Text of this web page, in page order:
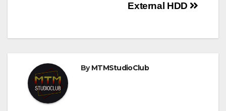
External HDD
ByMTMStudioClub